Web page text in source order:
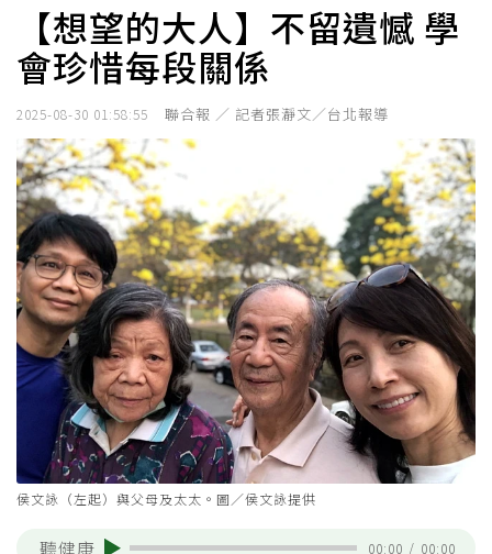
【想望的大人】不留遺憾 學
會珍惜每段關係
2025-08-30 01:58:55 聯合報 ／ 記者張瀞文／台北報導
侯文詠（左起）與父母及太太。圖／侯文詠提供
聽健康 00:00 / 00:00